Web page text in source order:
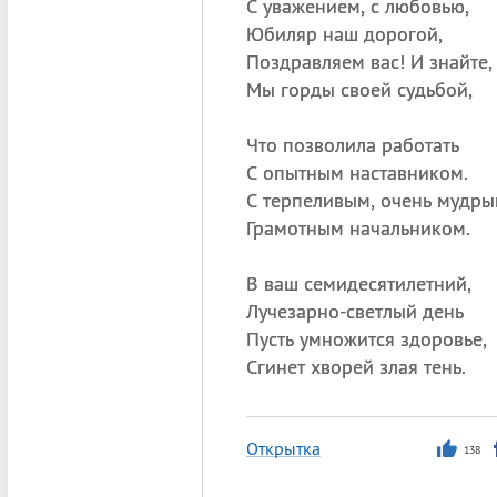
С уважением, с любовью,
Юбиляр наш дорогой,
Поздравляем вас! И знайте,
Мы горды своей судьбой,
Что позволила работать
С опытным наставником.
С терпеливым, очень
Грамотным начальником.
В ваш семидесятилетний,
Лучезарно-светлый день
Пусть умножится здоровье,
Сгинет хворей злая тень.
Открытка 138